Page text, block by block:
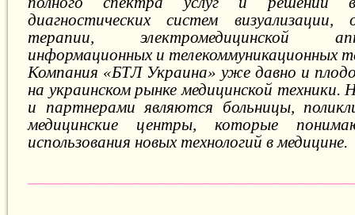
диагностических систем визуализации,
терапии, электромедицинской
информационных и телекоммуникационных
Компания «БТЛ Украина» уже давно и
на украинском рынке медицинской
и партнерами являются больницы,
медицинские центры, которые
использования новых технологий в медицине.